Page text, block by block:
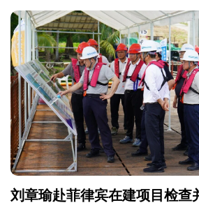
刘章瑜赴菲律宾在建项目检查